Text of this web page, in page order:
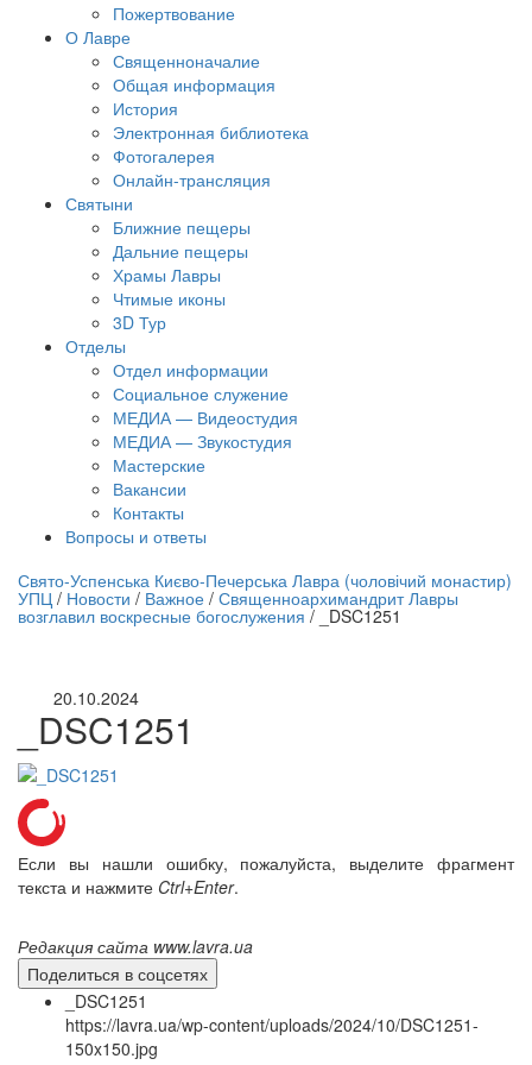
Пожертвование
О Лавре
Священноначалие
Общая информация
История
Электронная библиотека
Фотогалерея
Онлайн-трансляция
Святыни
Ближние пещеры
Дальние пещеры
Храмы Лавры
Чтимые иконы
3D Тур
Отделы
Отдел информации
Социальное служение
МЕДИА — Видеостудия
МЕДИА — Звукостудия
Мастерские
Вакансии
Контакты
Вопросы и ответы
трансляция | 12 сентября
трансляции
Свято-Успенська Києво-Печерська Лавра (чоловічий монастир)
УПЦ / Новости / Важное / Священноархимандрит Лавры
возглавил воскресные богослужения / _DSC1251
20.10.2024
_DSC1251
Если вы нашли ошибку, пожалуйста, выделите фрагмент
текста и нажмите Ctrl+Enter.
Редакция сайта www.lavra.ua
Поделиться в соцсетях
_DSC1251
https://lavra.ua/wp-content/uploads/2024/10/DSC1251-
150x150.jpg